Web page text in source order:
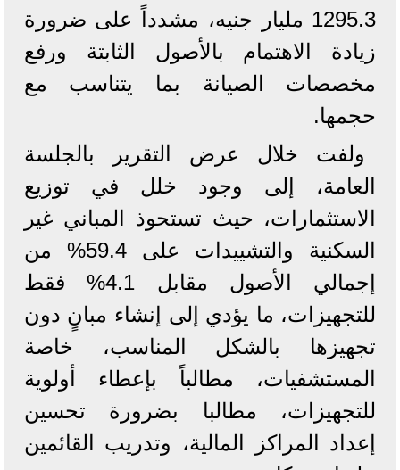
1295.3 مليار جنيه، مشدداً على ضرورة
زيادة الاهتمام بالأصول الثابتة ورفع
مخصصات الصيانة بما يتناسب مع
حجمها.
ولفت خلال عرض التقرير بالجلسة
العامة، إلى وجود خلل في توزيع
الاستثمارات، حيث تستحوذ المباني غير
السكنية والتشييدات على 59.4% من
إجمالي الأصول مقابل 4.1% فقط
للتجهيزات، ما يؤدي إلى إنشاء مبانٍ دون
تجهيزها بالشكل المناسب، خاصة
المستشفيات، مطالباً بإعطاء أولوية
للتجهيزات، مطالبا بضرورة تحسين
إعداد المراكز المالية، وتدريب القائمين